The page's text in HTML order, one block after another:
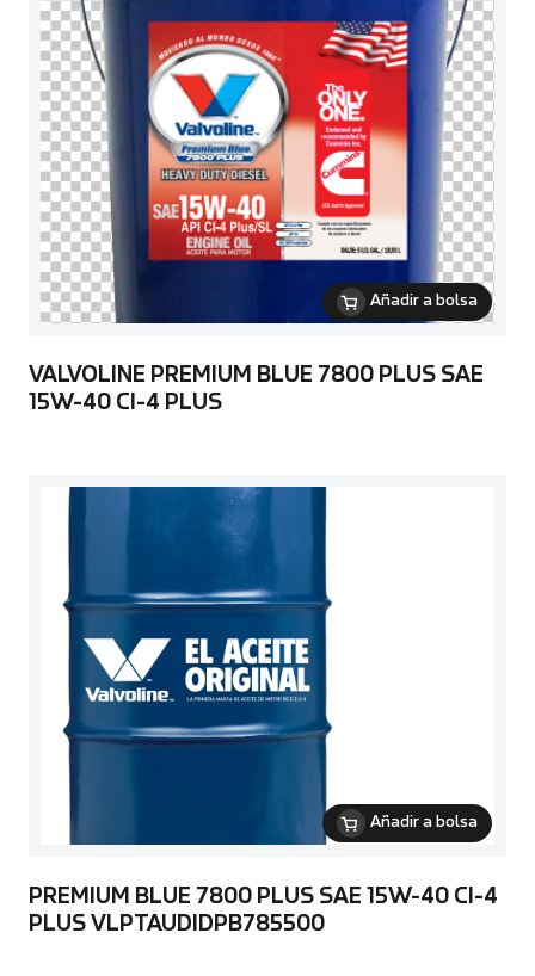
Añadir a bolsa
VALVOLINE PREMIUM BLUE 7800 PLUS SAE
15W-40 CI-4 PLUS
Añadir a bolsa
PREMIUM BLUE 7800 PLUS SAE 15W-40 CI-4
PLUS VLPTAUDIDPB785500